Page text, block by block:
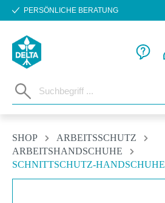
Zum Hauptinhalt springen
PERSÖNLICHE BERATUNG
SHOP
ARBEITSSCHUTZ
ARBEITSHANDSCHUHE
SCHNITTSCHUTZ-HANDSCHUHE